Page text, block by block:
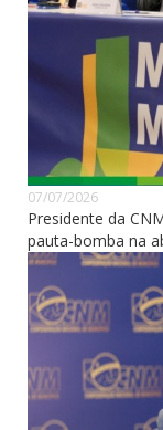
07/07/2026
Presidente da
pauta-bomba na